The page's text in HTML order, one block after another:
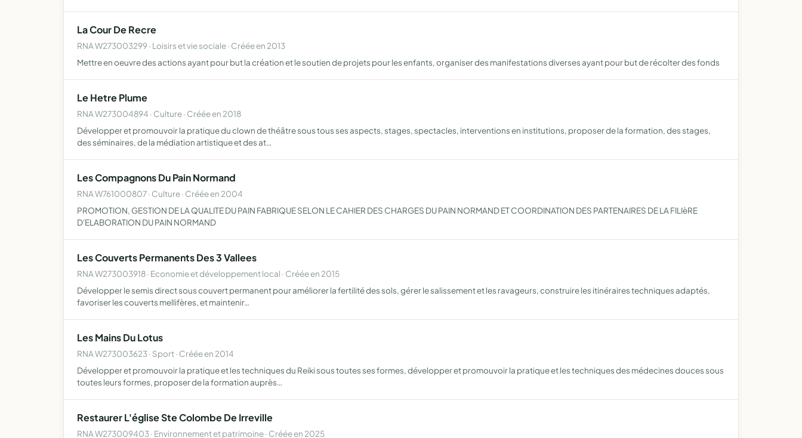
La Cour De Recre
RNA W273003299 · Loisirs et vie sociale · Créée en 2013
Mettre en oeuvre des actions ayant pour but la création et le soutien de projets pour les enfants, organiser des manifestations diverses ayant pour but de récolter des fonds
Le Hetre Plume
RNA W273004894 · Culture · Créée en 2018
Développer et promouvoir la pratique du clown de théâtre sous tous ses aspects, stages, spectacles, interventions en institutions, proposer de la formation, des stages,
des séminaires, de la médiation artistique et des at…
Les Compagnons Du Pain Normand
RNA W761000807 · Culture · Créée en 2004
PROMOTION, GESTION DE LA QUALITE DU PAIN FABRIQUE SELON LE CAHIER DES CHARGES DU PAIN NORMAND ET COORDINATION DES PARTENAIRES DE LA FILIèRE
D'ELABORATION DU PAIN NORMAND
Les Couverts Permanents Des 3 Vallees
RNA W273003918 · Economie et développement local · Créée en 2015
Développer le semis direct sous couvert permanent pour améliorer la fertilité des sols, gérer le salissement et les ravageurs, construire les itinéraires techniques adaptés,
favoriser les couverts mellifères, et maintenir…
Les Mains Du Lotus
RNA W273003623 · Sport · Créée en 2014
Développer et promouvoir la pratique et les techniques du Reiki sous toutes ses formes, développer et promouvoir la pratique et les techniques des médecines douces sous
toutes leurs formes, proposer de la formation auprès…
Restaurer L'église Ste Colombe De Irreville
RNA W273009403 · Environnement et patrimoine · Créée en 2025